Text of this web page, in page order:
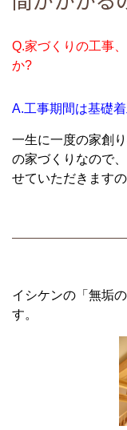
Q.家づくりの工事
か?
A.工事期間は基礎
一生に一度の家創
の家づくりなので
せていただきます
イシケンの「無垢
す。